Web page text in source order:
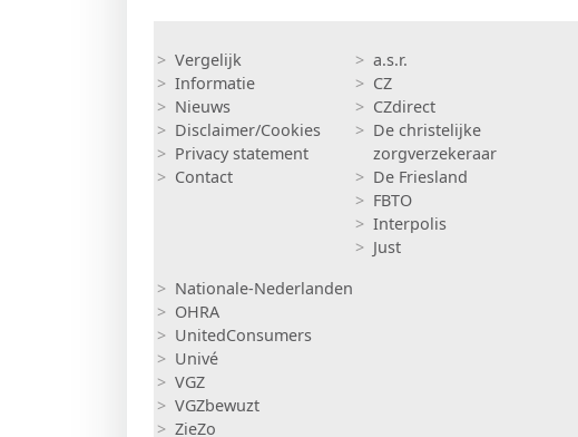
VoetVergelijk
Informatie
Nieuws
Disclaimer/Cookies
Privacy statement
Contact
Insurance
a.s.r.
CZ
CZdirect
De christelijke
zorgverzekeraar
De Friesland
FBTO
Interpolis
Just
Insurance 2
Nationale-Nederlanden
OHRA
UnitedConsumers
Univé
VGZ
VGZbewuzt
ZieZo